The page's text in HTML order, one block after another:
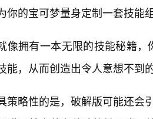
你的宝可梦量身定制一套技能
像拥有一本无限的技能秘籍，
能，从而创造出令人意想不到
策略性的是，破解版可能还会